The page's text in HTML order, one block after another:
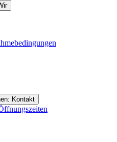
Kontakt